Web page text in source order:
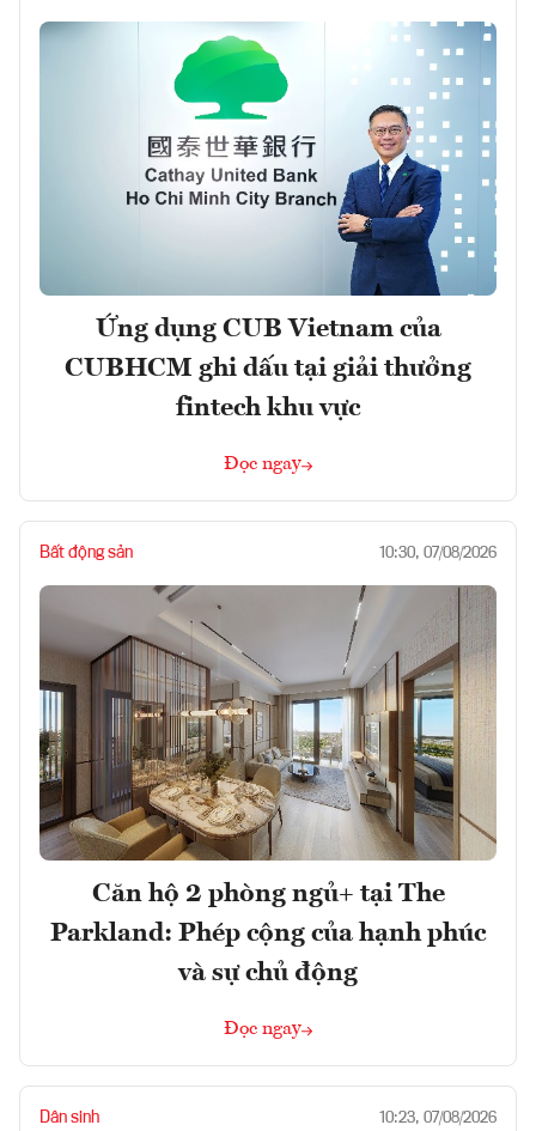
Ứng dụng CUB Vietnam của
CUBHCM ghi dấu tại giải thưởng
fintech khu vực
Đọc ngay
Bất động sản 10:30, 07/08/2026
Căn hộ 2 phòng ngủ+ tại The
Parkland: Phép cộng của hạnh phúc
và sự chủ động
Đọc ngay
Dân sinh 10:23, 07/08/2026